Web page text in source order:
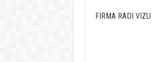
FIRMA RADI VIZU